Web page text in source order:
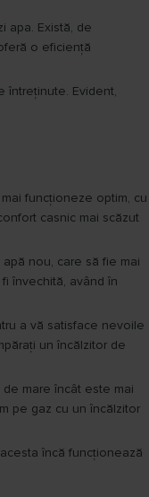
apa. Există, de
o eficiență
întreținute. Evident,
funcționeze optim, cu
casnic mai scăzut
nou, care să fie mai
învechită, având în
a vă satisface nevoile
un încălzitor de
mare încât este mai
pe gaz cu un încălzitor
încă funcționează